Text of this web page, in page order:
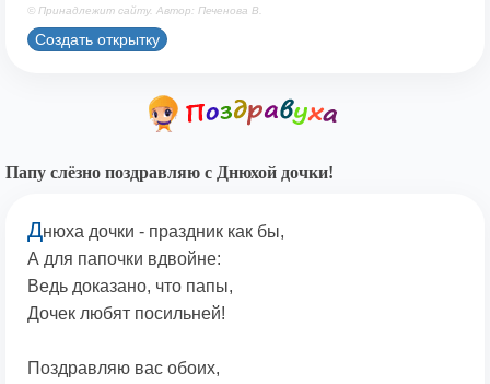
© Принадлежит сайту. Автор: Печенова В.
Создать открытку
Папу слёзно поздравляю с Днюхой дочки!
Днюха дочки - праздник как бы,
А для папочки вдвойне:
Ведь доказано, что папы,
Дочек любят посильней!
Поздравляю вас обоих,